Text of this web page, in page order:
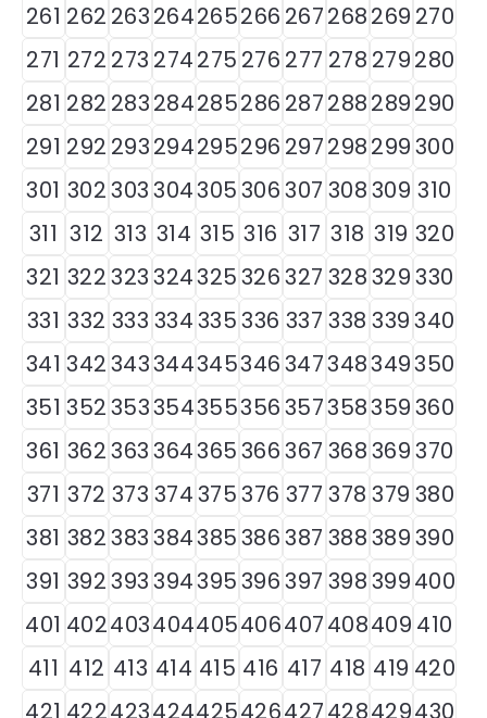
261 262 263264265266 267268269 270
271 272 273 274275 276 277 278 279280
281 282 283284285286 287288289290
291 292 293294295296 297298299300
301 302303304305306307 308309 310
311 312 313 314 315 316 317 318 319 320
321 322323324325326327 328329330
331 332 333 334335336 337 338 339340
341 342343344345346347348349350
351 352353354355356357358359360
361 362363364365366367 368369370
371 372 373 374375376 377 378 379 380
381 382383384385386387 388389390
391 392393394395396397 398399400
401 402403404405406407408409 410
411 412 413 414 415 416 417 418 419 420
421 422423424425426427428429430